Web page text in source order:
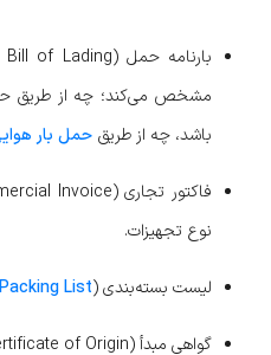
بارنامه حمل (Bill of Lading یا
مشخص می‌کند؛ چه از طریق
باشد، چه از طریق حمل بار
نوع تجهیزات.
لیست بسته‌بندی (Packing List
گواهی مبدأ (Certificate of Origin) جهت تعیین کشور تولید.